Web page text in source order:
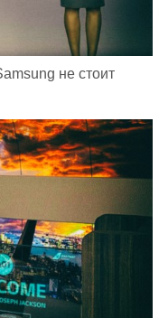
не стоит